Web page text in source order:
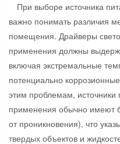
При выборе источника
важно понимать различия
помещения. Драйверы свето
применения должны
включая экстремальные
потенциально
этим проблемам, источники
применения обычно имеют
от проникновения), что
твердых объектов и